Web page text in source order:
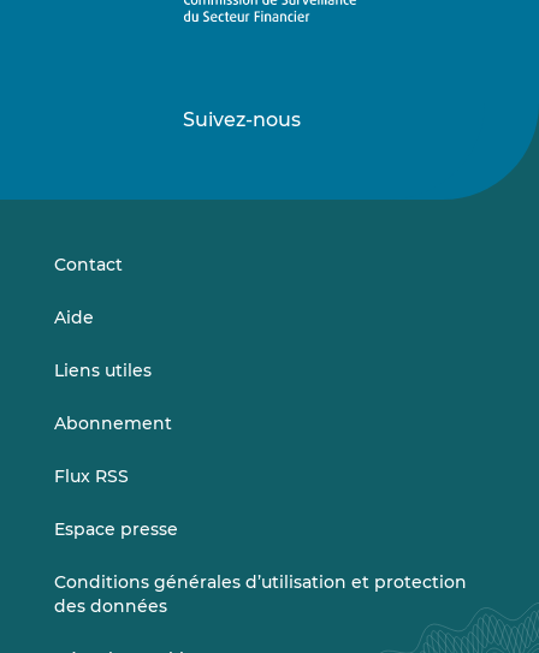
Suivez-nous
sursur
Contact
Aide
Liens utiles
Abonnement
Flux RSS
Espace presse
Conditions générales d’utilisation et protection
des données